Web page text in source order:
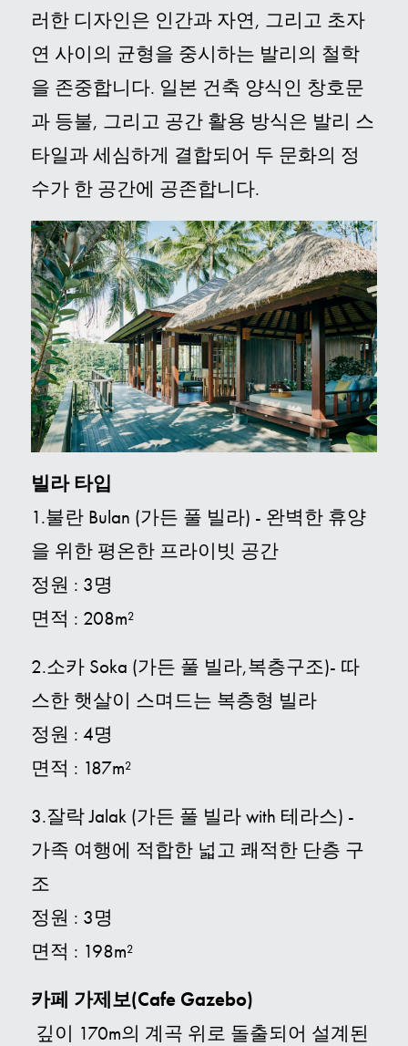
러한 디자인은 인간과 자연, 그리고 초자
연 사이의 균형을 중시하는 발리의 철학
을 존중합니다. 일본 건축 양식인 창호문
과 등불, 그리고 공간 활용 방식은 발리 스
타일과 세심하게 결합되어 두 문화의 정
수가 한 공간에 공존합니다.
빌라 타입
1.불란 Bulan (가든 풀 빌라) - 완벽한 휴양
을 위한 평온한 프라이빗 공간
정원 : 3명
면적 : 208m²
2.소카 Soka (가든 풀 빌라,복층구조)- 따
스한 햇살이 스며드는 복층형 빌라
정원 : 4명
면적 : 187m²
3.잘락 Jalak (가든 풀 빌라 with 테라스) -
가족 여행에 적합한 넓고 쾌적한 단층 구
조
정원 : 3명
면적 : 198m²
카페 가제보(Cafe Gazebo)
깊이 170m의 계곡 위로 돌출되어 설계된